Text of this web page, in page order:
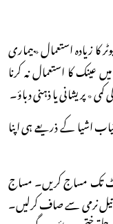
کا زیادہ استعمال ٭بیماری
عینک کا استعمال نہ کرنا
٭ پریشانی یا ذہنی دباؤ۔
اشیا کے ذریعے ہی اپنا
تک مساج کریں۔ مساج
تیل نرمی سے صاف کرلیں۔